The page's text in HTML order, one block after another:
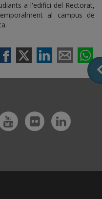
a l'edifici del Rectorat,
al campus de
YoutubeFlickr